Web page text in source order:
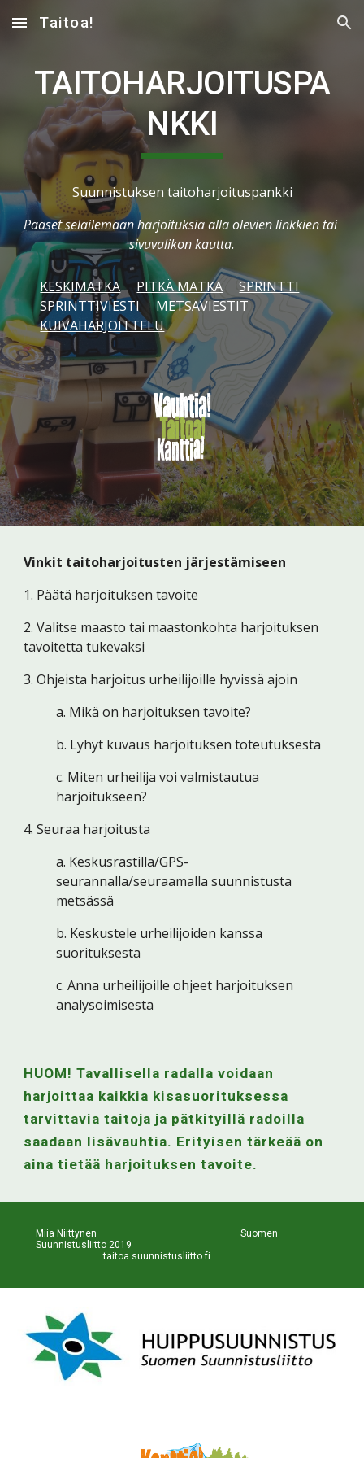
Skip to main content Skip to navigation
Taitoa!
TAITOHARJOITUSPA
NKKI
Suunnistuksen taitoharjoituspankki
Pääset selailemaan harjoituksia alla olevien linkkien tai
sivuvalikon kautta.
KESKIMATKA PITKÄ MATKA
SPRINTTI
SPRINTTIVIESTI
METSÄVIESTIT
KUIVAHARJOITTELU
Vinkit taitoharjoitusten järjestämiseen
1. Päätä harjoituksen tavoite
2. Valitse maasto tai maastonkohta harjoituksen
tavoitetta tukevaksi
3. Ohjeista harjoitus urheilijoille hyvissä ajoin
a. Mikä on harjoituksen tavoite?
b. Lyhyt kuvaus harjoituksen toteutuksesta
c. Miten urheilija voi valmistautua
harjoitukseen?
4. Seuraa harjoitusta
a. Keskusrastilla/GPS-
seurannalla/seuraamalla suunnistusta
metsässä
b. Keskustele urheilijoiden kanssa
suorituksesta
c. Anna urheilijoille ohjeet harjoituksen
analysoimisesta
HUOM! Tavallisella radalla voidaan
harjoittaa kaikkia kisasuorituksessa
tarvittavia taitoja ja pätkityillä radoilla
saadaan lisävauhtia. Erityisen tärkeää on
aina tietää harjoituksen tavoite.
Miia Niittynen                                                           Suomen
Suunnistusliitto 2019
taitoa.suunnistusliitto.fi